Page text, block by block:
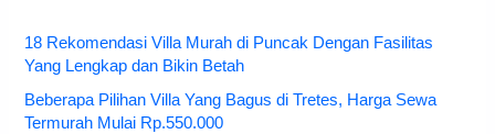
18 Rekomendasi Villa Murah di Puncak Dengan Fasilitas
Yang Lengkap dan Bikin Betah
Beberapa Pilihan Villa Yang Bagus di Tretes, Harga Sewa
Termurah Mulai Rp.550.000